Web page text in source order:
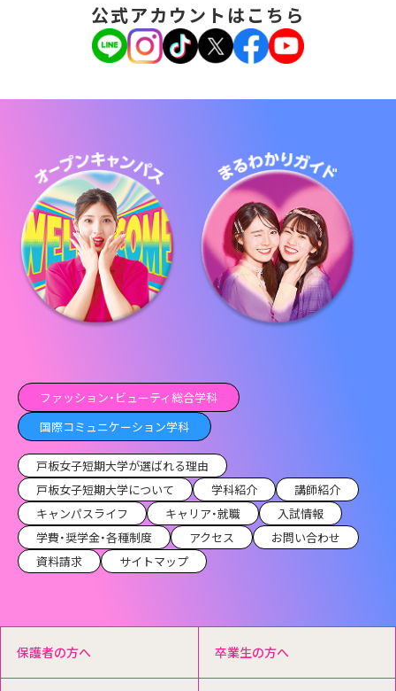
公式アカウントはこちら
ファッション・ビューティ総合学科
国際コミュニケーション学科
戸板女子短期大学が選ばれる理由
戸板女子短期大学について
学科紹介
講師紹介
キャンパスライフ
キャリア・就職
入試情報
学費・奨学金・各種制度
アクセス
お問い合わせ
資料請求
サイトマップ
保護者の方へ 卒業生の方へ